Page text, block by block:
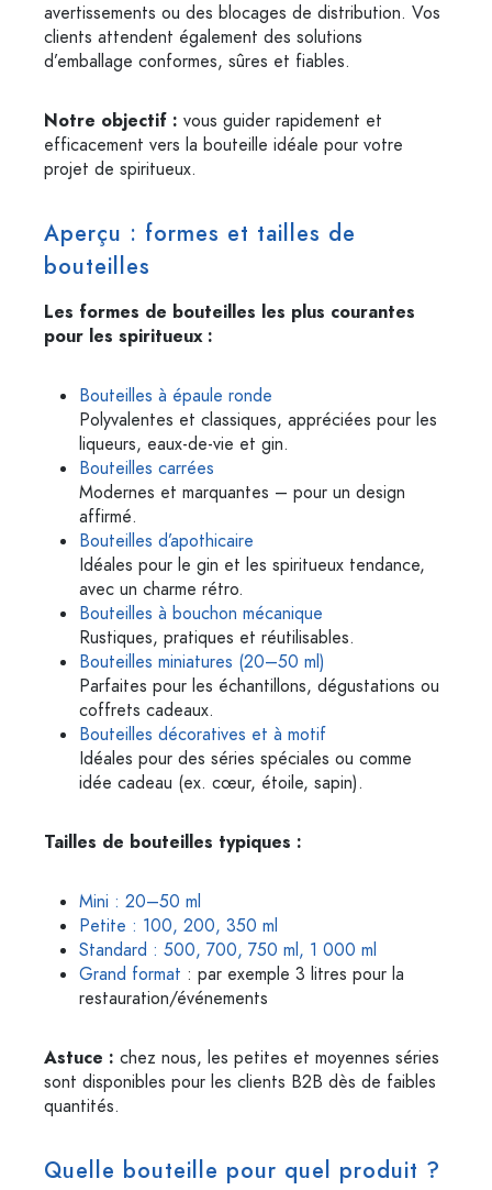
avertissements ou des blocages de distribution. Vos
clients attendent également des solutions
d’emballage conformes, sûres et fiables.
Notre objectif : vous guider rapidement et
efficacement vers la bouteille idéale pour votre
projet de spiritueux.
Aperçu : formes et tailles de
bouteilles
Les formes de bouteilles les plus courantes
pour les spiritueux :
Bouteilles à épaule ronde
Polyvalentes et classiques, appréciées pour les
liqueurs, eaux-de-vie et gin.
Bouteilles carrées
Modernes et marquantes – pour un design
affirmé.
Bouteilles d’apothicaire
Idéales pour le gin et les spiritueux tendance,
avec un charme rétro.
Bouteilles à bouchon mécanique
Rustiques, pratiques et réutilisables.
Bouteilles miniatures (20–50 ml)
Parfaites pour les échantillons, dégustations ou
coffrets cadeaux.
Bouteilles décoratives et à motif
Idéales pour des séries spéciales ou comme
idée cadeau (ex. cœur, étoile, sapin).
Tailles de bouteilles typiques :
Mini : 20–50 ml
Petite : 100, 200, 350 ml
Standard : 500, 700, 750 ml, 1 000 ml
Grand format : par exemple 3 litres pour la
restauration/événements
Astuce : chez nous, les petites et moyennes séries
sont disponibles pour les clients B2B dès de faibles
quantités.
Quelle bouteille pour quel produit ?